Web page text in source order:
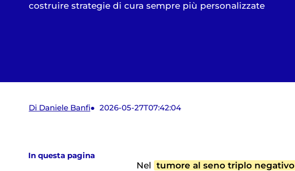
costruire strategie di cura sempre più personalizzate
Di Daniele Banfi 2026-05-27T07:42:04
In questa pagina
Nel tumore al seno triplo negativo